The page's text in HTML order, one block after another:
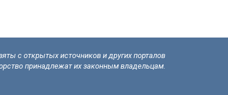
с открытых источников и других порталов
принадлежат их законным владельцам.